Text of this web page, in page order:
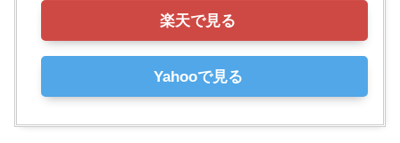
楽天で見る
Yahooで見る